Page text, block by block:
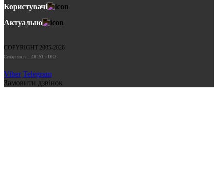
Користувачі
Актуально
COPYRIGHT 2005-2026
Cтворено в — OC STUDIO
Viber Telegram
Замовити дзвінок